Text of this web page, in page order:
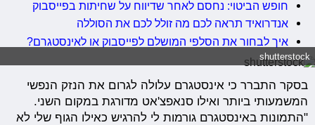
חופש הביטוי: נחסם לאחר שדיווח על שחיתות בפייסבוק
אנדרואיד תראה לכם מה זולל לכם את הסוללה
איך לבחור את הסלפי המושלם לפייסבוק או לאינסטגרם?
shutterstock
בסקר התברר כי אינסטגרם עלולה לגרום את הנזק הנפשי
המשמעותי ביותר ואילו סנאפצ'אט מדורגת במקום השני.
"התמונות באינסטגרם גורמות לי להרגיש כאילו הגוף שלי לא